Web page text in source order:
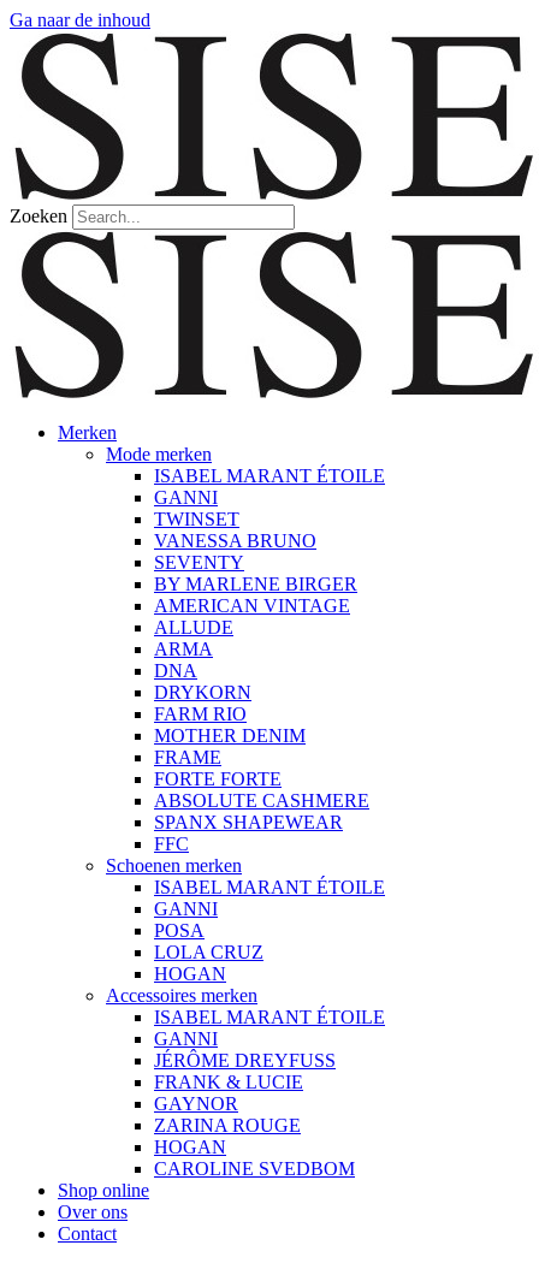
Ga naar de inhoud
Zoeken
Merken
Mode merken
ISABEL MARANT ÉTOILE
GANNI
TWINSET
VANESSA BRUNO
SEVENTY
BY MARLENE BIRGER
AMERICAN VINTAGE
ALLUDE
ARMA
DNA
DRYKORN
FARM RIO
MOTHER DENIM
FRAME
FORTE FORTE
ABSOLUTE CASHMERE
SPANX SHAPEWEAR
FFC
Schoenen merken
ISABEL MARANT ÉTOILE
GANNI
POSA
LOLA CRUZ
HOGAN
Accessoires merken
ISABEL MARANT ÉTOILE
GANNI
JÉRÔME DREYFUSS
FRANK & LUCIE
GAYNOR
ZARINA ROUGE
HOGAN
CAROLINE SVEDBOM
Shop online
Over ons
Contact